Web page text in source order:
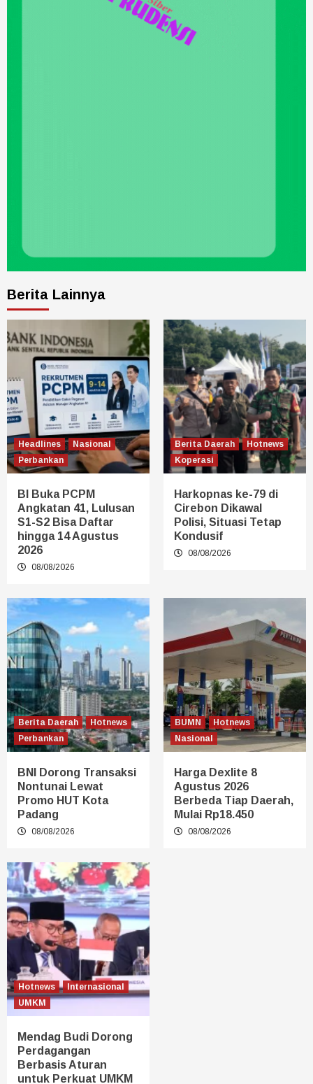
Berita Lainnya
Headlines
Nasional
Perbankan
BI Buka PCPM
Angkatan 41, Lulusan
S1-S2 Bisa Daftar
hingga 14 Agustus
2026
08/08/2026
Berita Daerah
Hotnews
Koperasi
Harkopnas ke-79 di
Cirebon Dikawal
Polisi, Situasi Tetap
Kondusif
08/08/2026
Berita Daerah
Hotnews
Perbankan
BNI Dorong Transaksi
Nontunai Lewat
Promo HUT Kota
Padang
08/08/2026
BUMN
Hotnews
Nasional
Harga Dexlite 8
Agustus 2026
Berbeda Tiap Daerah,
Mulai Rp18.450
08/08/2026
Hotnews
Internasional
UMKM
Mendag Budi Dorong
Perdagangan
Berbasis Aturan
untuk Perkuat UMKM